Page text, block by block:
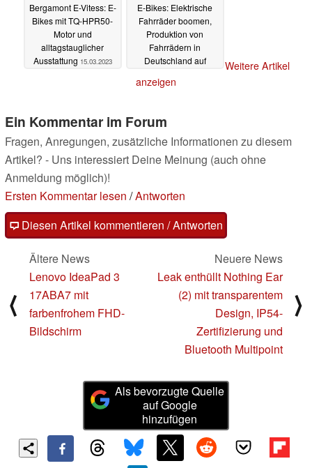
Bergamont E-Vitess: E-
Bikes mit TQ-HPR50-
Motor und
alltagstauglicher
Ausstattung 15.03.2023
E-Bikes: Elektrische
Fahrräder boomen,
Produktion von
Fahrrädern in
Deutschland auf
Weitere Artikel
anzeigen
Ein Kommentar im Forum
Fragen, Anregungen, zusätzliche Informationen zu diesem
Artikel? - Uns interessiert Deine Meinung (auch ohne
Anmeldung möglich)!
Ersten Kommentar lesen /Antworten
Diesen Artikel kommentieren / Antworten
⟨
Ältere News
Lenovo IdeaPad 3
17ABA7 mit
farbenfrohem FHD-
Bildschirm
Neuere News
Leak enthüllt Nothing Ear
(2) mit transparentem
Design, IP54-
Zertifizierung und
Bluetooth Multipoint
⟩
Als bevorzugte Quelle
auf Google
hinzufügen